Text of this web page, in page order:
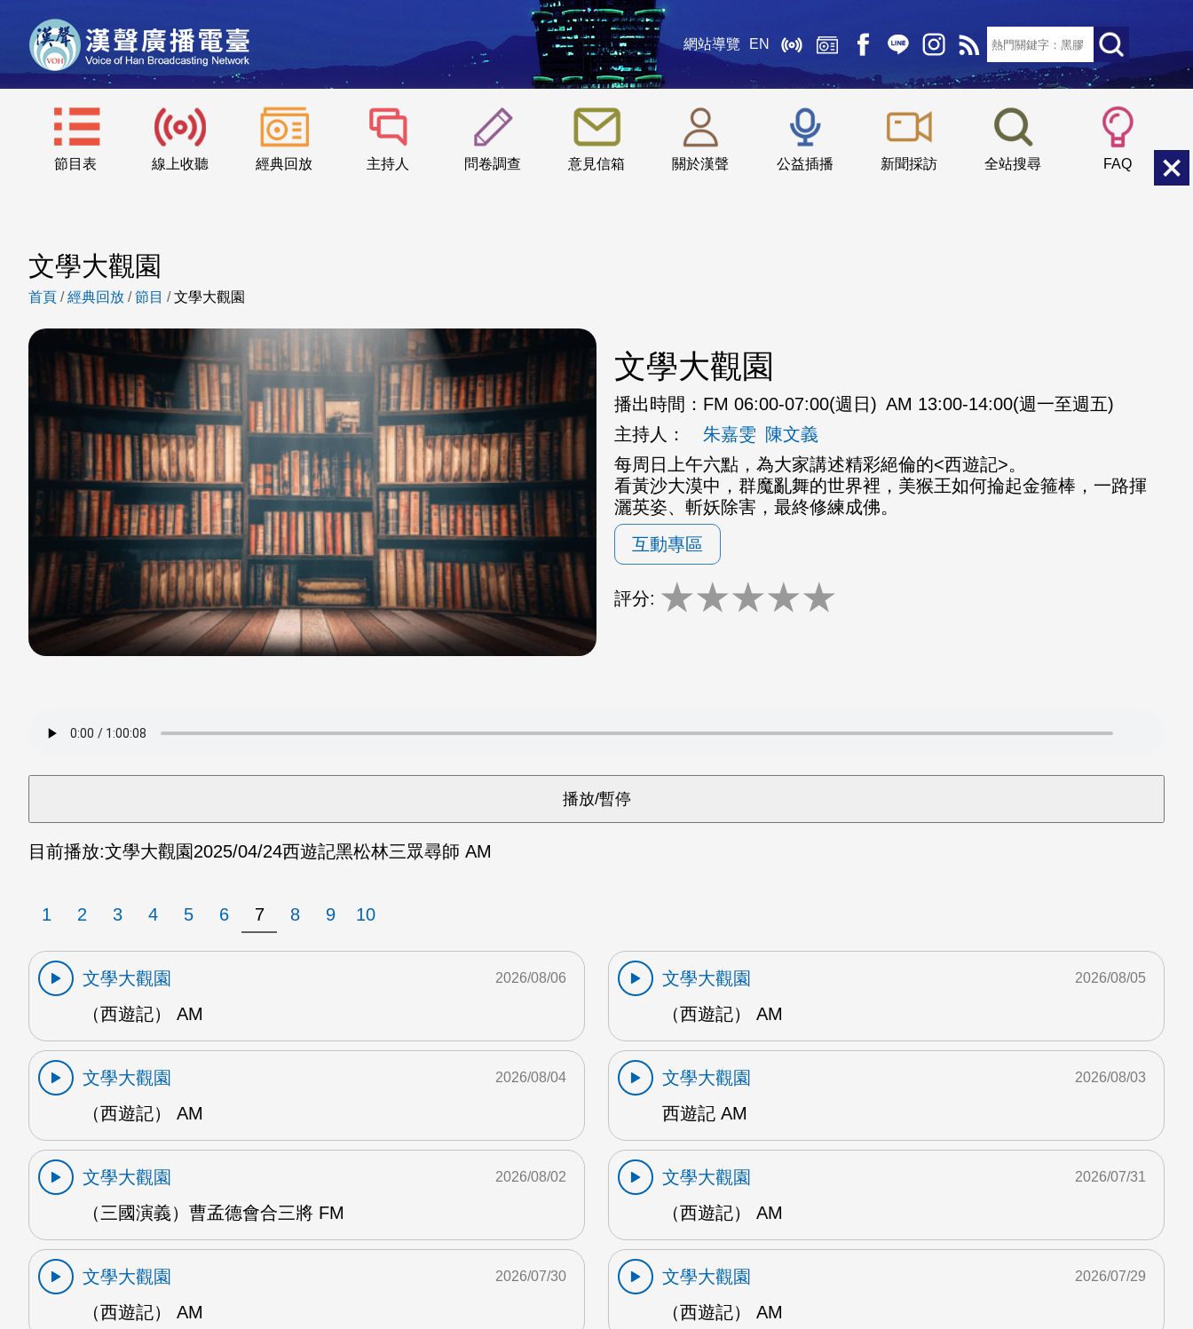
網站導覽 EN
節目表 線上收聽 經典回放 主持人 問卷調查 意見信箱 關於漢聲 公益插播 新聞採訪 全站搜尋 FAQ
::: 小 中
文學大觀園
首頁 /經典回放 /節目 /文學大觀園
文學大觀園
播出時間： FM 06:00-07:00(週日) AM 13:00-14:00(週一至週五)
主持人：
朱嘉雯 陳文義
每周日上午六點，為大家講述精彩絕倫的<西遊記>。
看黃沙大漠中，群魔亂舞的世界裡，美猴王如何掄起金箍棒，一路揮
灑英姿、斬妖除害，最終修練成佛。
互動專區
評分: ★★★★★
目前播放:文學大觀園2025/04/24西遊記黑松林三眾尋師 AM
1 2 3 4 5 6 7 8 9 10
文學大觀園
（西遊記） AM
2026/08/06
文學大觀園
（西遊記） AM
2026/08/05
文學大觀園
（西遊記） AM
2026/08/04
文學大觀園
西遊記 AM
2026/08/03
文學大觀園
（三國演義）曹孟德會合三將 FM
2026/08/02
文學大觀園
（西遊記） AM
2026/07/31
文學大觀園
（西遊記） AM
2026/07/30
文學大觀園
（西遊記） AM
2026/07/29